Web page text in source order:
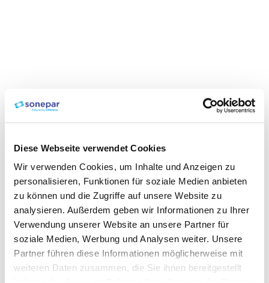
Diese Webseite verwendet Cookies
Wir verwenden Cookies, um Inhalte und Anzeigen zu
personalisieren, Funktionen für soziale Medien anbieten
zu können und die Zugriffe auf unsere Website zu
analysieren. Außerdem geben wir Informationen zu Ihrer
Verwendung unserer Website an unsere Partner für
soziale Medien, Werbung und Analysen weiter. Unsere
Partner führen diese Informationen möglicherweise mit
weiteren Daten zusammen, die Sie ihnen bereitgestellt